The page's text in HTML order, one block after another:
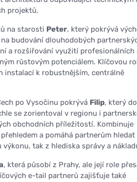
projektů.
na starosti Peter, který pokrývá
budování dlouhodobých
a rozšiřování využití profesionálních
růstovým potenciálem. Klíčovou
instalací k robustnějším, centrálně
po Vysočinu pokrývá Filip, který
se zorientoval v regionu i
obchodních příležitostí. Kombinuje
a pomáhá partnerům hledat
tak z hlediska správy a
, která působí z Prahy, ale její role
e-tail partnerů zajišťuje také